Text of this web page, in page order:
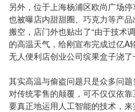
另外，位于上海杨浦区欧尚广场
也被曝店内甜甜圈、巧克力等产
搬空，店门外也贴出了“由于技术
的高温天气，给刚宣布完成过亿A
无人便利店创业公司缤果盒子浇了
其实高温与偷盗问题只是众多问
对传统零售的颠覆，可不仅仅依
要真正地运用人工智能的技术，来